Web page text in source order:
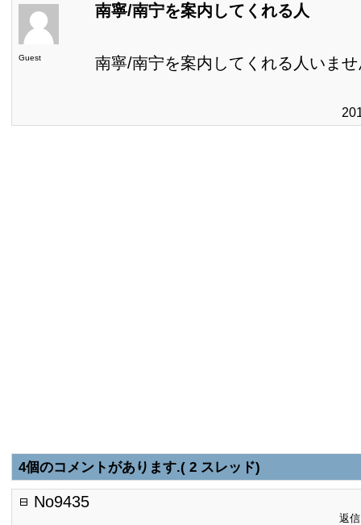
Guest
南寧/南宁を案内してくれる人
南寧/南宁を案内してくれる人いま
4個のコメントがあります.( 2 スレッド)
No9435
返